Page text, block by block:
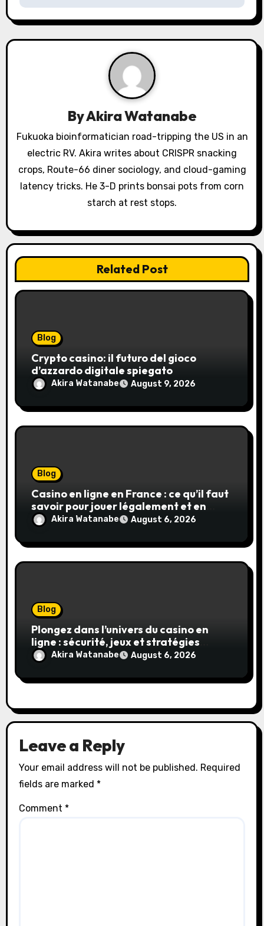
a
v
t
i
o
ByAkira Watanabe
Fukuoka bioinformatician road-tripping the US in an
electric RV. Akira writes about CRISPR snacking
crops, Route-66 diner sociology, and cloud-gaming
latency tricks. He 3-D prints bonsai pots from corn
starch at rest stops.
Related Post
Blog
Crypto casino: il futuro del gioco
d’azzardo digitale spiegato
Akira Watanabe August 9, 2026
Blog
Casino en ligne en France : ce qu’il faut
savoir pour jouer légalement et en
toute sécurité
Akira Watanabe August 6, 2026
Blog
Plongez dans l’univers du casino en
ligne : sécurité, jeux et stratégies
gagnantes
Akira Watanabe August 6, 2026
Leave a Reply
Your email address will not be published. Required
fields are marked *
Comment *